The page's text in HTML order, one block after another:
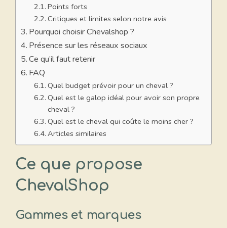
Points forts
Critiques et limites selon notre avis
Pourquoi choisir Chevalshop ?
Présence sur les réseaux sociaux
Ce qu’il faut retenir
FAQ
Quel budget prévoir pour un cheval ?
Quel est le galop idéal pour avoir son propre
cheval ?
Quel est le cheval qui coûte le moins cher ?
Articles similaires
Ce que propose
ChevalShop
Gammes et marques